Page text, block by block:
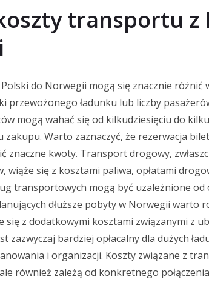
transportu z
do Norwegii mogą się znacznie różnić
przewożonego ładunku lub liczby
mogą wahać się od kilkudziesięciu do
Warto zaznaczyć, że rezerwacja
znaczne kwoty. Transport drogowy,
wiąże się z kosztami paliwa, opłatami
transportowych mogą być uzależnione od
dłuższe pobyty w Norwegii warto
się z dodatkowymi kosztami związanymi z
zazwyczaj bardziej opłacalny dla dużych
i organizacji. Koszty związane z
również zależą od konkretnego